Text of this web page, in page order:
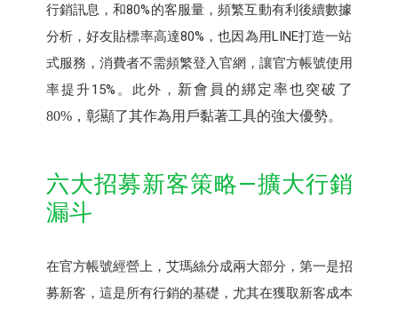
行銷訊息，和80%的客服量，頻繁互動有利後續數據
分析，好友貼標率高達80%，也因為用LINE打造一站
式服務，消費者不需頻繁登入官網，讓官方帳號使用
率提升15%。此外， 新會員的綁定率也突破了
80%，彰顯了其作為用戶黏著工具的強大優勢。
六大招募新客策略—擴大行銷
漏斗
在官方帳號經營上，艾瑪絲分成兩大部分，第一是招
募新客，這是所有行銷的基礎，尤其在獲取新客成本